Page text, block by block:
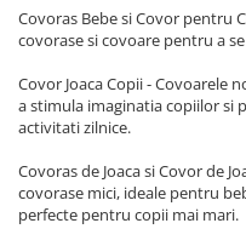
Covoras Bebe si Covor pentru
covorase si covoare pentru a
Covor Joaca Copii - Covoarele
a stimula imaginatia copiilor si
activitati zilnice.
Covoras de Joaca si Covor de
covorase mici, ideale pentru
perfecte pentru copii mai mari.